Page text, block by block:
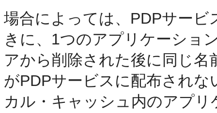
場合によっては、PDPサー
きに、1つのアプリケーショ
アから削除された後に同じ
がPDPサービスに配布され
カル・キャッシュ内のアプ